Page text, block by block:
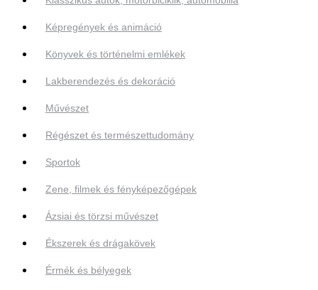
Képregények és animáció
Könyvek és történelmi emlékek
Lakberendezés és dekoráció
Művészet
Régészet és természettudomány
Sportok
Zene, filmek és fényképezőgépek
Ázsiai és törzsi művészet
Ékszerek és drágakövek
Érmék és bélyegek